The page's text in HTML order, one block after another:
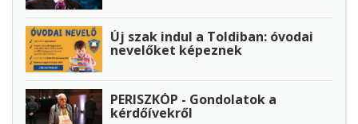
Új szak indul a Toldiban: óvodai
nevelőket képeznek
PERISZKÓP - Gondolatok a
kérdőívekről